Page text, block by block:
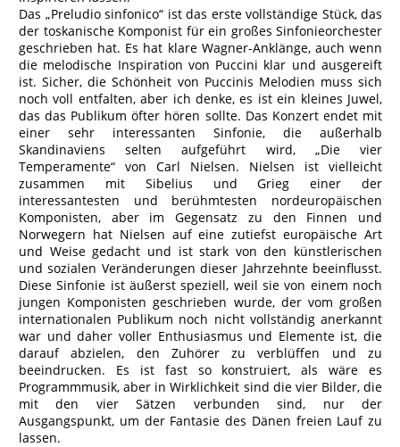
Das „Preludio sinfonico“ ist das erste vollständige Stück, das
der toskanische Komponist für ein großes Sinfonieorchester
geschrieben hat. Es hat klare Wagner-Anklänge, auch wenn
die melodische Inspiration von Puccini klar und ausgereift
ist. Sicher, die Schönheit von Puccinis Melodien muss sich
noch voll entfalten, aber ich denke, es ist ein kleines Juwel,
das das Publikum öfter hören sollte. Das Konzert endet mit
einer sehr interessanten Sinfonie, die außerhalb
Skandinaviens selten aufgeführt wird, „Die vier
Temperamente“ von Carl Nielsen. Nielsen ist vielleicht
zusammen mit Sibelius und Grieg einer der
interessantesten und berühmtesten nordeuropäischen
Komponisten, aber im Gegensatz zu den Finnen und
Norwegern hat Nielsen auf eine zutiefst europäische Art
und Weise gedacht und ist stark von den künstlerischen
und sozialen Veränderungen dieser Jahrzehnte beeinflusst.
Diese Sinfonie ist äußerst speziell, weil sie von einem noch
jungen Komponisten geschrieben wurde, der vom großen
internationalen Publikum noch nicht vollständig anerkannt
war und daher voller Enthusiasmus und Elemente ist, die
darauf abzielen, den Zuhörer zu verblüffen und zu
beeindrucken. Es ist fast so konstruiert, als wäre es
Programmmusik, aber in Wirklichkeit sind die vier Bilder, die
mit den vier Sätzen verbunden sind, nur der
Ausgangspunkt, um der Fantasie des Dänen freien Lauf zu
lassen.